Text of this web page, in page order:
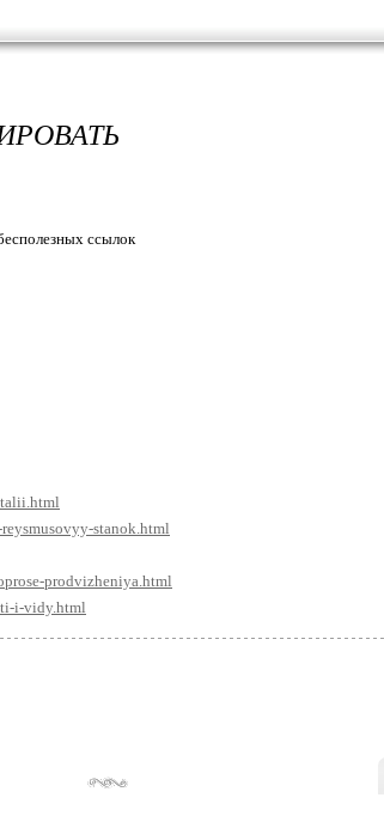
ссылок
stanok.html
prodvizheniya.html
i-vidy.html